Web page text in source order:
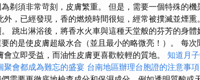
剃須非常苛刻，皮膚繁重。 但是，需要一個特殊的機
，已經發現，香的燃燒時間很短，經常被撲滅並煙熏
跳出淋浴後，將香水火車與這種天堂般的芬芳的身體
的是使皮膚超級水合（並且最小的略微亮！）。 每
立即受益，而油性皮膚更喜歡較輕的質地。 知道月
聚會都成為難忘的盛宴 台南地區辦理台胞證的注意事項